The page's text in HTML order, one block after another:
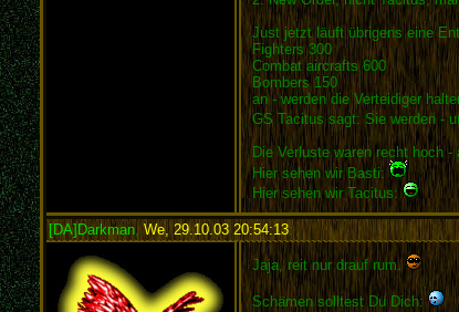
Just jetzt läuft übrigens eine
Fighters 300
Combat aircrafts 600
Bombers 150
an - werden die Verteidiger
GS Tacitus sagt: Sie werden -
Die Verluste waren recht hoch
Hier sehen wir Basti:
Hier sehen wir Tacitus:
[DA]Darkman, We, 29.10.03 20:54:13:
Jaja, reit nur drauf rum.
Schämen solltest Du Dich: